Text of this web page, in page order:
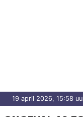
19 april 2026, 15:58